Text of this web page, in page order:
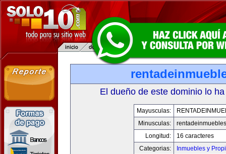
El dueño de este dominio lo
Mayusculas:
Minusculas:
Longitud:
16 caracteres
Categorias:
Inmuebles y